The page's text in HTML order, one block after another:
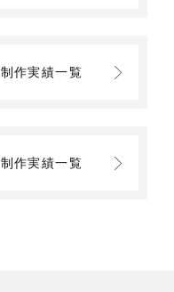
制作実績一覧
制作実績一覧